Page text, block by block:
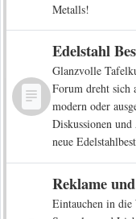
Metalls!
Edelstahl
Glanzvolle
Forum dreht sich
modern oder
Diskussionen
neue
Reklame
Eintauchen in